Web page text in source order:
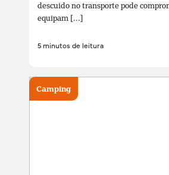
descuido no transporte pode
equipam [...]
5 minutos de leitura
Camping